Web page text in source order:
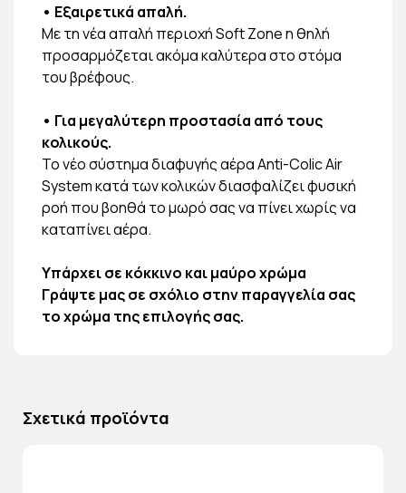
• Εξαιρετικά απαλή.
Με τη νέα απαλή περιοχή Soft Zone η θηλή
προσαρμόζεται ακόμα καλύτερα στο στόμα
του βρέφους.
• Για μεγαλύτερη προστασία από τους
κολικούς.
Το νέο σύστημα διαφυγής αέρα Anti-Colic Air
System κατά των κολικών διασφαλίζει φυσική
ροή που βοηθά το μωρό σας να πίνει χωρίς να
καταπίνει αέρα.
Υπάρχει σε κόκκινο και μαύρο χρώμα
Γράψτε μας σε σχόλιο στην παραγγελία σας
το χρώμα της επιλογής σας.
Σχετικά προϊόντα